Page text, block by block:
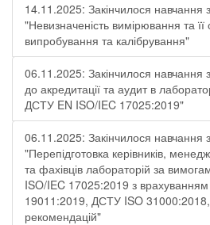
14.11.2025: Закінчилося навчання
"Невизначеність вимірювання та
випробування та калібрування"
06.11.2025: Закінчилося навчання
до акредитації та аудит в
ДСТУ EN ISO/IEC 17025:2019"
06.11.2025: Закінчилося навчання
"Перепідготовка керівників,
та фахівців лабораторій за
ISO/IEC 17025:2019 з
19011:2019, ДСТУ ISO
рекомендацій"